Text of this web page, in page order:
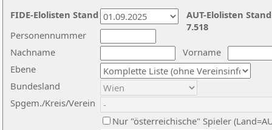
Nachname
Vorname
Ebene
Personennummer
Bundesland
Spgem./Kreis/Verein
Nur "österreichische" Spieler
AUT-Elolisten
7.518
FIDE-Elolisten Stand